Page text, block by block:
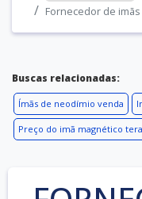
Fornecedor de
Buscas relacionadas:
Ímãs de neodímio venda
Preço do imã magnético